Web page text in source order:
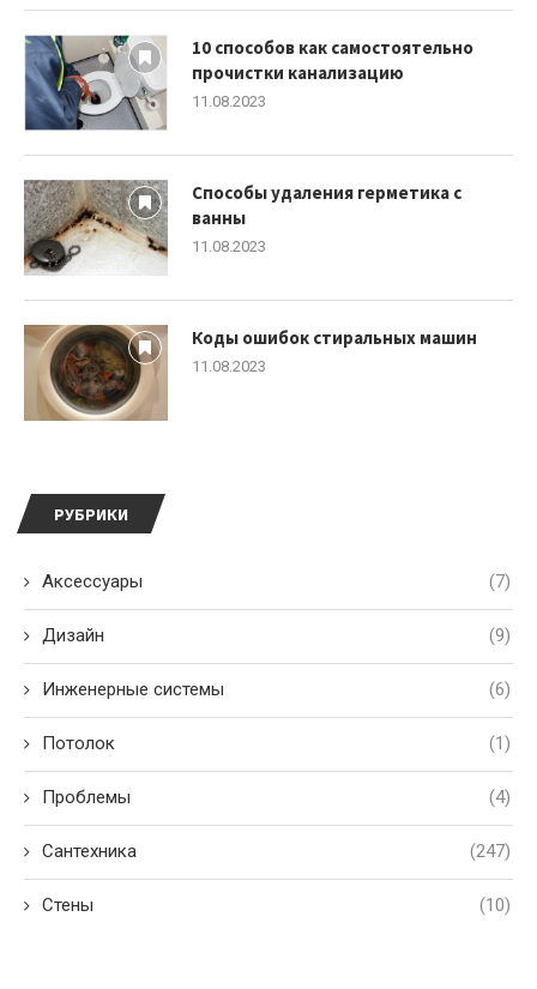
РУБРИКИ
Аксессуары (7)
Дизайн (9)
Инженерные системы (6)
Потолок (1)
Проблемы (4)
Сантехника (247)
Стены (10)
10 способов как самостоятельно
прочистки канализацию
11.08.2023
Способы удаления герметика с
ванны
11.08.2023
Коды ошибок стиральных машин
11.08.2023